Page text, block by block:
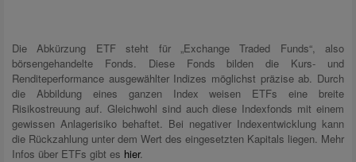
Die Abkürzung ETF steht für „Exchange Traded Funds“, also
börsengehandelte Fonds. Diese Fonds bilden die Kurs- und
Renditeperformance ausgewählter Indizes möglichst präzise ab. Durch
die Abbildung eines ganzen Index weisen ETFs eine breite
Risikostreuung auf. Gleichwohl sind auch diese Indexfonds mit einem
gewissen Anlagerisiko behaftet. Bei negativer Indexentwicklung kann
die Rückzahlung unter dem Wert des eingesetzten Kapitals liegen. Mehr
Infos über ETFs gibt es hier.